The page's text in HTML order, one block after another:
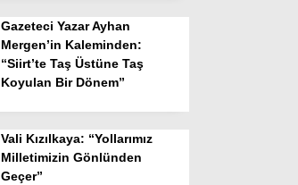
Gazeteci Yazar Ayhan
Mergen’in Kaleminden:
“Siirt’te Taş Üstüne Taş
Koyulan Bir Dönem”
Vali Kızılkaya: “Yollarımız
Milletimizin Gönlünden
Geçer”